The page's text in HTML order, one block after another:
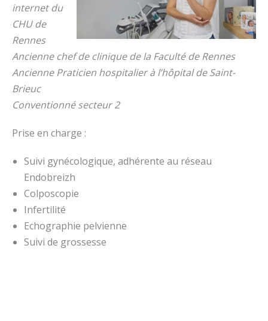
internet du
CHU de
Rennes
Ancienne chef de clinique de la Faculté de Rennes
Ancienne Praticien hospitalier à l’hôpital de Saint-
Brieuc
Conventionné secteur 2
Prise en charge :
Suivi gynécologique, adhérente au réseau
Endobreizh
Colposcopie
Infertilité
Echographie pelvienne
Suivi de grossesse